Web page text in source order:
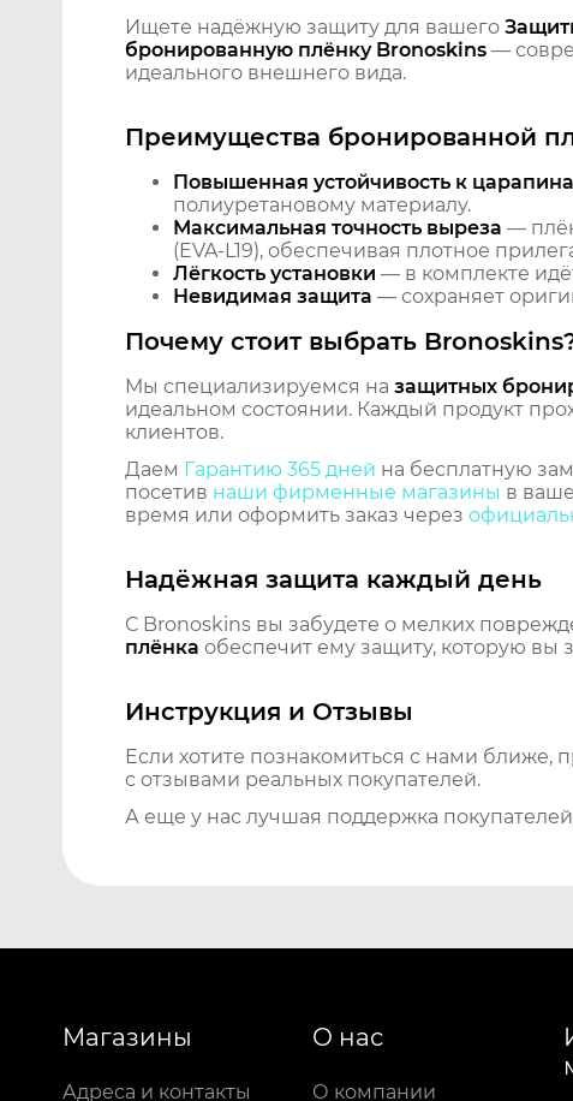
Ищете надёжную защиту для вашего
бронированную плёнку Bronoskins —
идеального внешнего вида.
Преимущества бронированной
Повышенная устойчивость к
полиуретановому материалу.
Максимальная точность выреза —
(EVA-L19), обеспечивая плотное
Лёгкость установки — в комплекте
Невидимая защита — сохраняет
Почему стоит выбрать
Мы специализируемся на защитных
идеальном состоянии. Каждый продукт
клиентов.
Даем Гарантию 365 дней на бесплатную
посетив наши фирменные магазины в
время или оформить заказ через
Надёжная защита каждый день
С Bronoskins вы забудете о мелких
плёнка обеспечит ему защиту, которую вы
Инструкция и Отзывы
Если хотите познакомиться с нами ближе,
с отзывами реальных покупателей.
А еще у нас лучшая поддержка
Магазины
Адреса и контакты
О нас
О компании